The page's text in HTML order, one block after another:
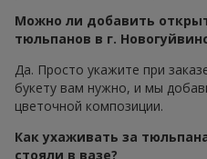
Можно ли добавить
тюльпанов в г.
Да. Просто укажите при
букету вам нужно, и мы
цветочной композиции.
Как ухаживать за
стояли в вазе?